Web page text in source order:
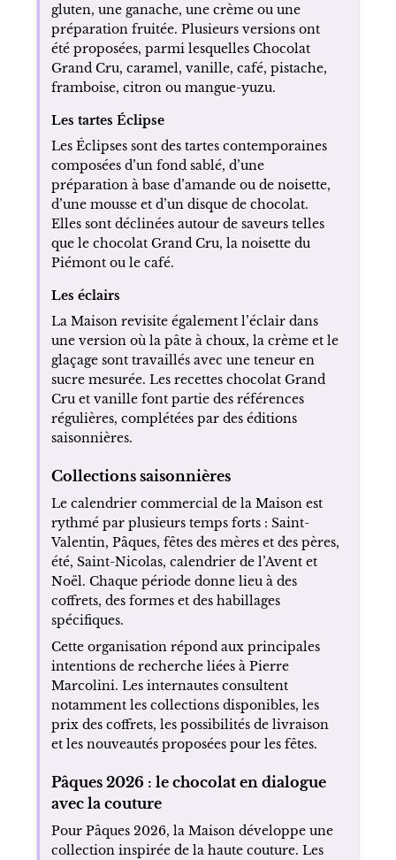
gluten, une ganache, une crème ou une
préparation fruitée. Plusieurs versions ont
été proposées, parmi lesquelles Chocolat
Grand Cru, caramel, vanille, café, pistache,
framboise, citron ou mangue-yuzu.
Les tartes Éclipse
Les Éclipses sont des tartes contemporaines
composées d’un fond sablé, d’une
préparation à base d’amande ou de noisette,
d’une mousse et d’un disque de chocolat.
Elles sont déclinées autour de saveurs telles
que le chocolat Grand Cru, la noisette du
Piémont ou le café.
Les éclairs
La Maison revisite également l’éclair dans
une version où la pâte à choux, la crème et le
glaçage sont travaillés avec une teneur en
sucre mesurée. Les recettes chocolat Grand
Cru et vanille font partie des références
régulières, complétées par des éditions
saisonnières.
Collections saisonnières
Le calendrier commercial de la Maison est
rythmé par plusieurs temps forts : Saint-
Valentin, Pâques, fêtes des mères et des pères,
été, Saint-Nicolas, calendrier de l’Avent et
Noël. Chaque période donne lieu à des
coffrets, des formes et des habillages
spécifiques.
Cette organisation répond aux principales
intentions de recherche liées à Pierre
Marcolini. Les internautes consultent
notamment les collections disponibles, les
prix des coffrets, les possibilités de livraison
et les nouveautés proposées pour les fêtes.
Pâques 2026 : le chocolat en dialogue
avec la couture
Pour Pâques 2026, la Maison développe une
collection inspirée de la haute couture. Les